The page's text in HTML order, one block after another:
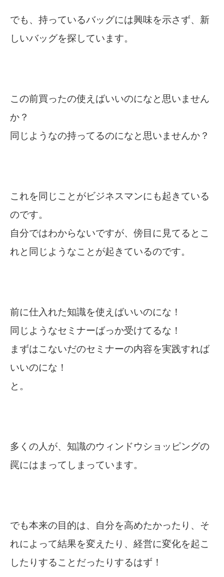
でも、持っているバッグには興味を示さず、新
しいバッグを探しています。
この前買ったの使えばいいのになと思いません
か？
同じようなの持ってるのになと思いませんか？
これを同じことがビジネスマンにも起きている
のです。
自分ではわからないですが、傍目に見てるとこ
れと同じようなことが起きているのです。
前に仕入れた知識を使えばいいのにな！
同じようなセミナーばっか受けてるな！
まずはこないだのセミナーの内容を実践すれば
いいのにな！
と。
多くの人が、知識のウィンドウショッピングの
罠にはまってしまっています。
でも本来の目的は、自分を高めたかったり、そ
れによって結果を変えたり、経営に変化を起こ
したりすることだったりするはず！